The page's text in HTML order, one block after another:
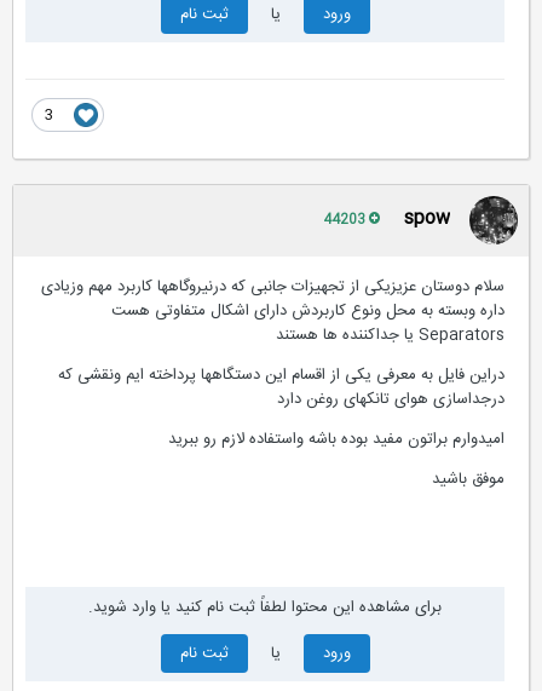
ورود
ثبت نام
spow
سلام دوستان عزیزیکی از تجهیزات جانبی که درنیروگاهها کاربرد مهم وزیادی
داره وبسته به محل ونوع کاربردش دارای اشکال متفاوتی هست
Separators یا جداکننده ها هستند
دراین فایل به معرفی یکی از اقسام این دستگاهها پرداخته ایم ونقشی که
درجداسازی هوای تانکهای روغن دارد
امیدوارم براتون مفید بوده باشه واستفاده لازم رو ببرید
موفق باشید
برای مشاهده این محتوا لطفاً ثبت نام کنید یا وارد شوید.
ورود
ثبت نام